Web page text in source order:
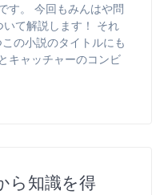
す。 今回もみんはや問
て解説します！ それ
の小説のタイトルにも
キャッチャーのコンビ
ら知識を得